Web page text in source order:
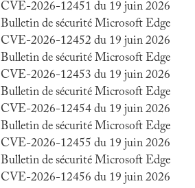
CVE-2026-12451 du 19 juin 2026
Bulletin de sécurité Microsoft Edge
CVE-2026-12452 du 19 juin 2026
Bulletin de sécurité Microsoft Edge
CVE-2026-12453 du 19 juin 2026
Bulletin de sécurité Microsoft Edge
CVE-2026-12454 du 19 juin 2026
Bulletin de sécurité Microsoft Edge
CVE-2026-12455 du 19 juin 2026
Bulletin de sécurité Microsoft Edge
CVE-2026-12456 du 19 juin 2026